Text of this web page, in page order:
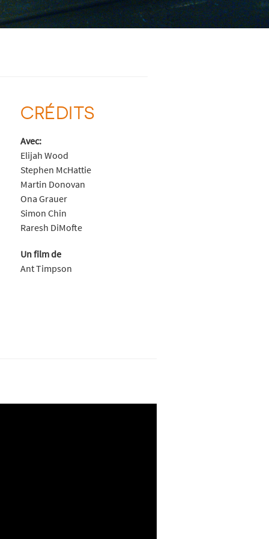
CRÉDITS
Avec:
Elijah Wood
Stephen McHattie
Martin Donovan
Ona Grauer
Simon Chin
Raresh DiMofte
Un film de
Ant Timpson